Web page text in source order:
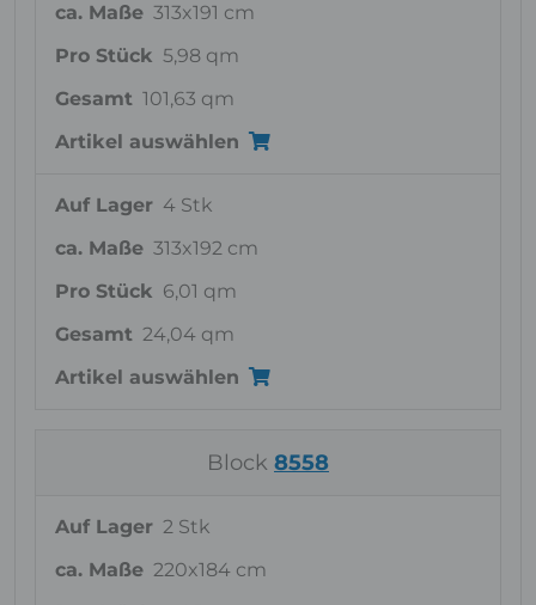
ca. Maße 313x191 cm
Pro Stück 5,98 qm
Gesamt 101,63 qm
Artikel auswählen
Auf Lager 4 Stk
ca. Maße 313x192 cm
Pro Stück 6,01 qm
Gesamt 24,04 qm
Artikel auswählen
Block 8558
Auf Lager 2 Stk
ca. Maße 220x184 cm